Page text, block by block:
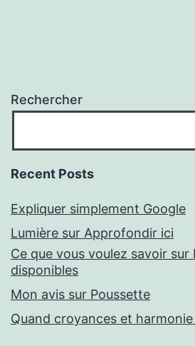
Rechercher
Recent Posts
Expliquer simplement Google
Lumière sur Approfondir ici
Ce que vous voulez savoir sur
disponibles
Mon avis sur Poussette
Quand croyances et